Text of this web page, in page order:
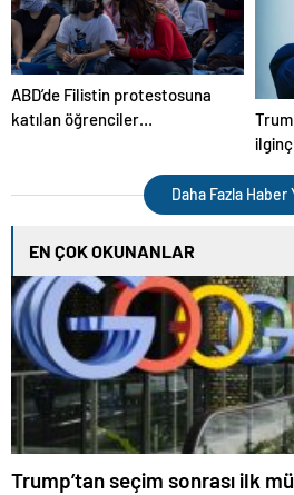
ABD’de Filistin protestosuna
katılan öğrenciler
Daha Fazla Haber
EN ÇOK OKUNANLAR
Trump’tan seçim sonrası ilk